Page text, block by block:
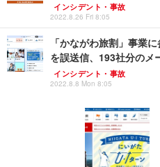
インシデント・事故
2022.8.26 Fri 8:05
「かながわ旅割」事業
を誤送信、193社分のメ
インシデント・事故
2022.8.8 Mon 8:05